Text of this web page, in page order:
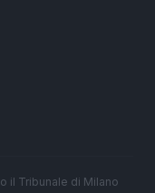
il Tribunale di Milano